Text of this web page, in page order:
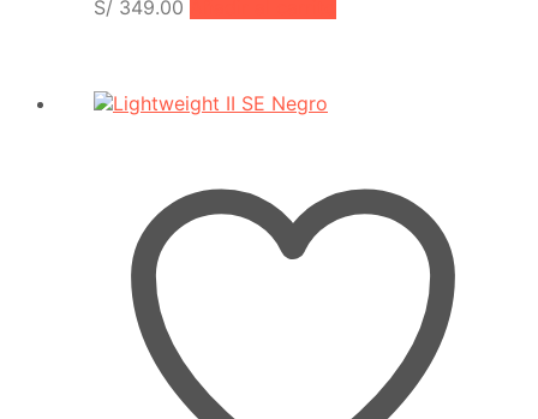
S/ 349.00